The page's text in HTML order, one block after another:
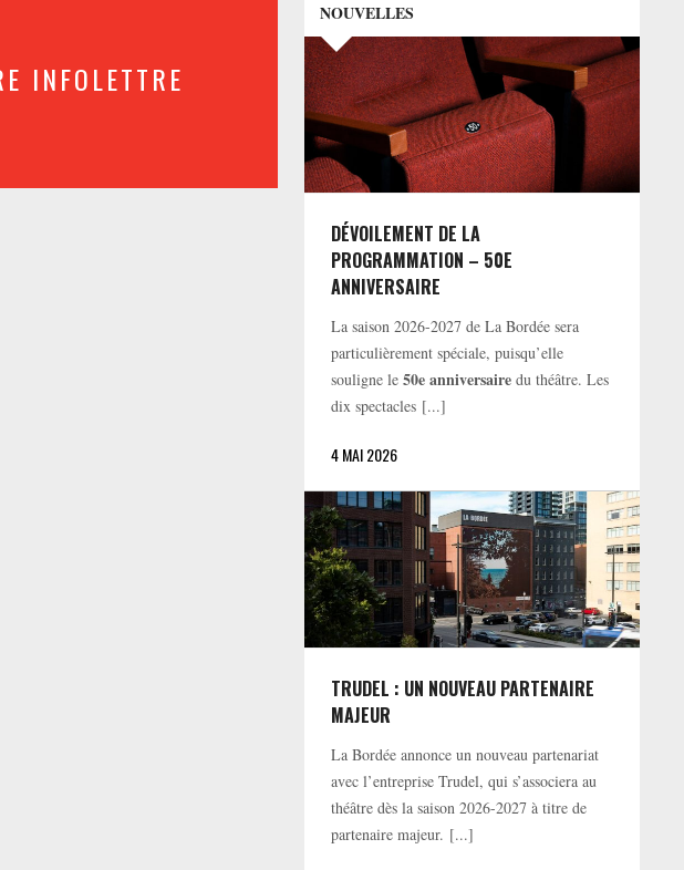
INFOLETTRE
NOUVELLES
DÉVOILEMENT DE LA
PROGRAMMATION – 50E
ANNIVERSAIRE
La saison 2026-2027 de La Bordée sera
particulièrement spéciale, puisqu’elle
souligne le50e anniversaire du théâtre. Les
dix spectacles [...]
4 MAI 2026
TRUDEL : UN NOUVEAU PARTENAIRE
MAJEUR
La Bordée annonce un nouveau partenariat
avec l’entreprise Trudel, qui s’associera au
théâtre dès la saison 2026-2027 à titre de
partenaire majeur. [...]